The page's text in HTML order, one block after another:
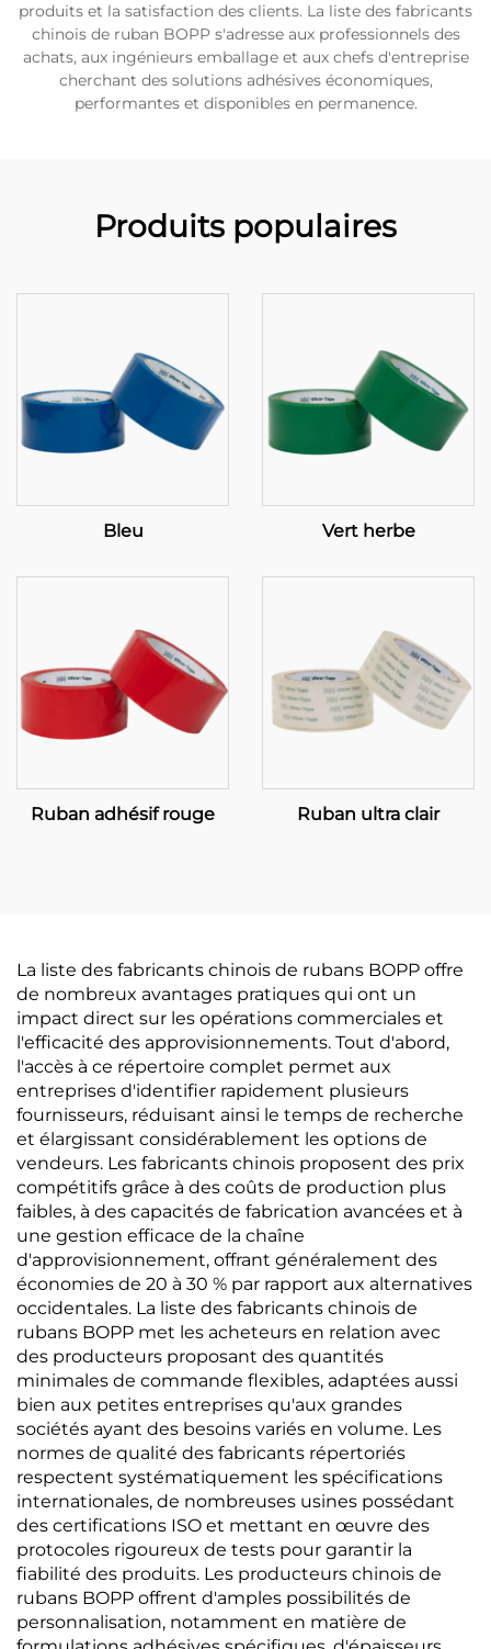
produits et la satisfaction des clients. La liste des fabricants
chinois de ruban BOPP s'adresse aux professionnels des
achats, aux ingénieurs emballage et aux chefs d'entreprise
cherchant des solutions adhésives économiques,
performantes et disponibles en permanence.
Produits populaires
Bleu Vert herbe
Ruban adhésif rouge Ruban ultra clair
La liste des fabricants chinois de rubans BOPP offre
de nombreux avantages pratiques qui ont un
impact direct sur les opérations commerciales et
l'efficacité des approvisionnements. Tout d'abord,
l'accès à ce répertoire complet permet aux
entreprises d'identifier rapidement plusieurs
fournisseurs, réduisant ainsi le temps de recherche
et élargissant considérablement les options de
vendeurs. Les fabricants chinois proposent des prix
compétitifs grâce à des coûts de production plus
faibles, à des capacités de fabrication avancées et à
une gestion efficace de la chaîne
d'approvisionnement, offrant généralement des
économies de 20 à 30 % par rapport aux alternatives
occidentales. La liste des fabricants chinois de
rubans BOPP met les acheteurs en relation avec
des producteurs proposant des quantités
minimales de commande flexibles, adaptées aussi
bien aux petites entreprises qu'aux grandes
sociétés ayant des besoins variés en volume. Les
normes de qualité des fabricants répertoriés
respectent systématiquement les spécifications
internationales, de nombreuses usines possédant
des certifications ISO et mettant en œuvre des
protocoles rigoureux de tests pour garantir la
fiabilité des produits. Les producteurs chinois de
rubans BOPP offrent d'amples possibilités de
personnalisation, notamment en matière de